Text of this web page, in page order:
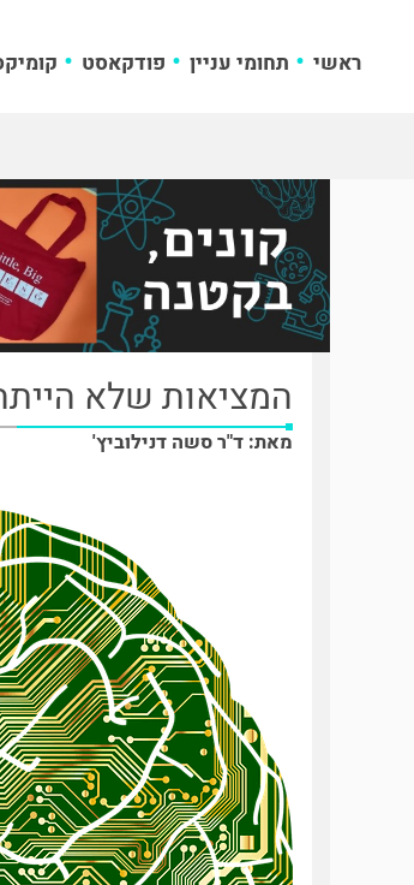
ראשי תחומי עניין פודקאסט
המציאות שלא
מאת: ד"ר סשה דנילוביץ'